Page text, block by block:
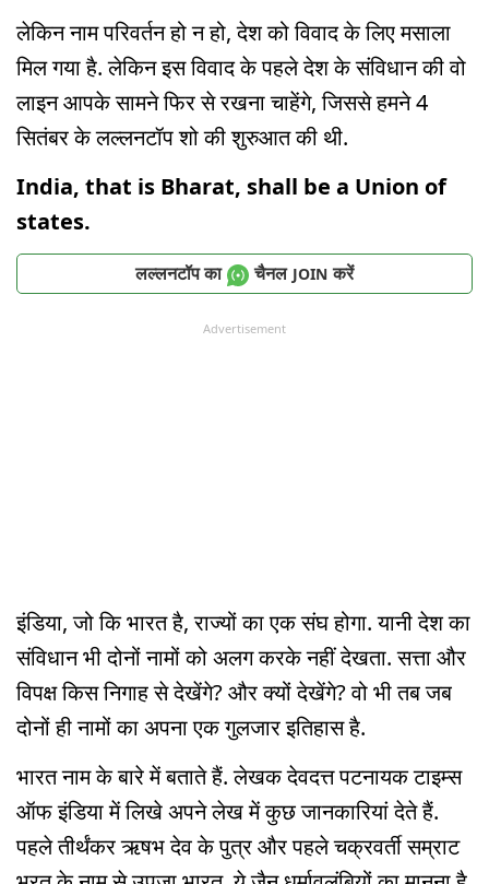
लेकिन नाम परिवर्तन हो न हो, देश को विवाद के लिए मसाला
मिल गया है. लेकिन इस विवाद के पहले देश के संविधान की वो
लाइन आपके सामने फिर से रखना चाहेंगे, जिससे हमने 4
सितंबर के लल्लनटॉप शो की शुरुआत की थी.
India, that is Bharat, shall be a Union of
states.
लल्लनटॉप का चैनल JOIN करें
Advertisement
इंडिया, जो कि भारत है, राज्यों का एक संघ होगा. यानी देश का
संविधान भी दोनों नामों को अलग करके नहीं देखता. सत्ता और
विपक्ष किस निगाह से देखेंगे? और क्यों देखेंगे? वो भी तब जब
दोनों ही नामों का अपना एक गुलजार इतिहास है.
भारत नाम के बारे में बताते हैं. लेखक देवदत्त पटनायक टाइम्स
ऑफ इंडिया में लिखे अपने लेख में कुछ जानकारियां देते हैं.
पहले तीर्थंकर ऋषभ देव के पुत्र और पहले चक्रवर्ती सम्राट